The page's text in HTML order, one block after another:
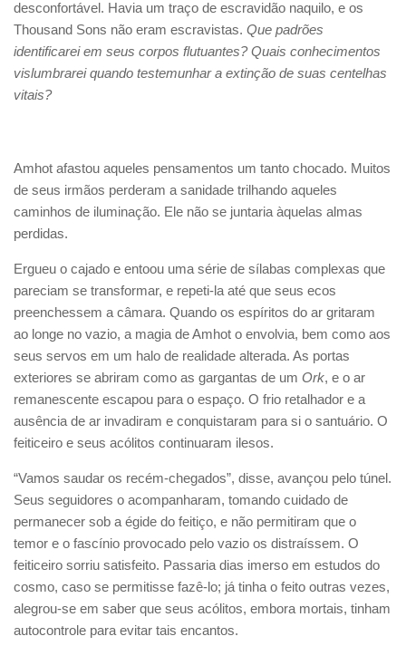
desconfortável. Havia um traço de escravidão naquilo, e os
Thousand Sons não eram escravistas. Que padrões
identificarei em seus corpos flutuantes? Quais conhecimentos
vislumbrarei quando testemunhar a extinção de suas centelhas
vitais?
Amhot afastou aqueles pensamentos um tanto chocado. Muitos
de seus irmãos perderam a sanidade trilhando aqueles
caminhos de iluminação. Ele não se juntaria àquelas almas
perdidas.
Ergueu o cajado e entoou uma série de sílabas complexas que
pareciam se transformar, e repeti-la até que seus ecos
preenchessem a câmara. Quando os espíritos do ar gritaram
ao longe no vazio, a magia de Amhot o envolvia, bem como aos
seus servos em um halo de realidade alterada. As portas
exteriores se abriram como as gargantas de um Ork, e o ar
remanescente escapou para o espaço. O frio retalhador e a
ausência de ar invadiram e conquistaram para si o santuário. O
feiticeiro e seus acólitos continuaram ilesos.
“Vamos saudar os recém-chegados”, disse, avançou pelo túnel.
Seus seguidores o acompanharam, tomando cuidado de
permanecer sob a égide do feitiço, e não permitiram que o
temor e o fascínio provocado pelo vazio os distraíssem. O
feiticeiro sorriu satisfeito. Passaria dias imerso em estudos do
cosmo, caso se permitisse fazê-lo; já tinha o feito outras vezes,
alegrou-se em saber que seus acólitos, embora mortais, tinham
autocontrole para evitar tais encantos.